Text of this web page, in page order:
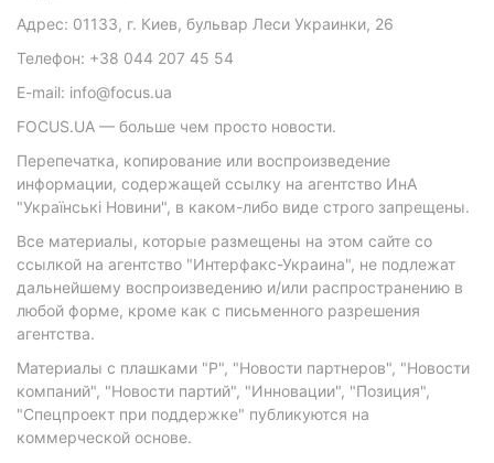
Адрес: 01133, г. Киев, бульвар Леси Украинки, 26
Телефон: +38 044 207 45 54
E-mail: info@focus.ua
FOCUS.UA — больше чем просто новости.
Перепечатка, копирование или воспроизведение
информации, содержащей ссылку на агентство ИнА
"Українські Новини", в каком-либо виде строго запрещены.
Все материалы, которые размещены на этом сайте со
ссылкой на агентство "Интерфакс-Украина", не подлежат
дальнейшему воспроизведению и/или распространению в
любой форме, кроме как с письменного разрешения
агентства.
Материалы с плашками "Р", "Новости партнеров", "Новости
компаний", "Новости партий", "Инновации", "Позиция",
"Спецпроект при поддержке" публикуются на
коммерческой основе.